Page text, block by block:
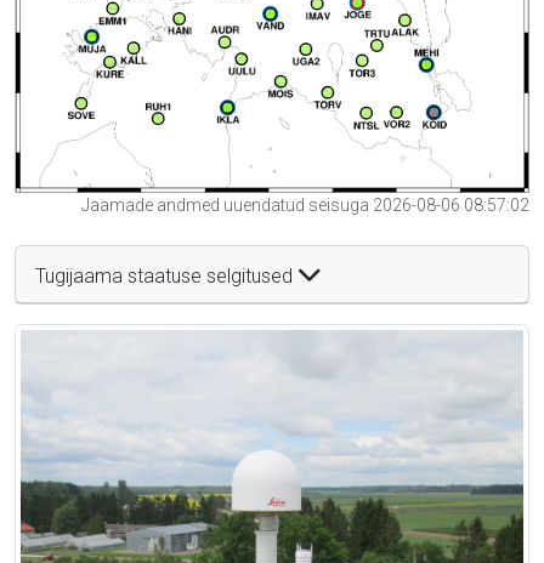
Jaamade andmed uuendatud seisuga 2026-08-06 08:57:02
Tugijaama staatuse selgitused